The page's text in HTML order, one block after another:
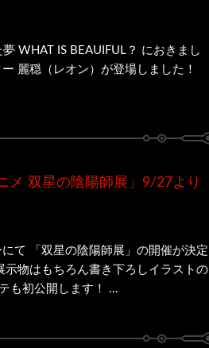
WHAT IS BEAUIFUL？ におきまし
麗穏（レオン）が登場しました！
メ 双星の陰陽師展」9/27より
て 「双星の陰陽師展」の開催が決定
示物はもちろん書き下ろしイラストの
も初公開します！ ...